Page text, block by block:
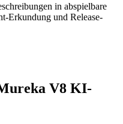
in abspielbare
Erkundung und Release-
V8 KI-